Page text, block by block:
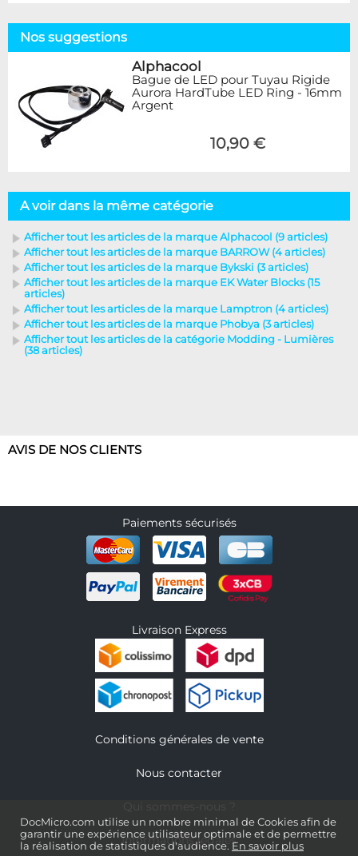
DocMicro.com utilise un nombre minimal de Cookies afin de
garantir une expérience utilisateur optimale et de permettre
la réalisation de statistiques d'audience. En savoir plus
Nos suggestions
Alphacool
Bague de LED pour Tuyau Rigide
Aurora HardTube LED Ring - 16mm
Argent
10,90 €
A voir dans la même catégorie
Afficher tout les articles de la marque Alphacool (9 articles)
Afficher tout les articles de la marque BARROW (4 articles)
Afficher tout les articles de la marque Bykski (3 articles)
Afficher tout les articles de la marque EK Water Blocks (15
articles)
Afficher tout les articles de la marque Lamptron (4 articles)
Afficher tout les articles de la marque Phobya (3 articles)
Afficher tout les articles de la catégorie Modding - Lumières
(38 articles)
AVIS DE NOS CLIENTS
Paiements sécurisés
Livraison Express
Conditions générales de vente
Nous contacter
Informations légales